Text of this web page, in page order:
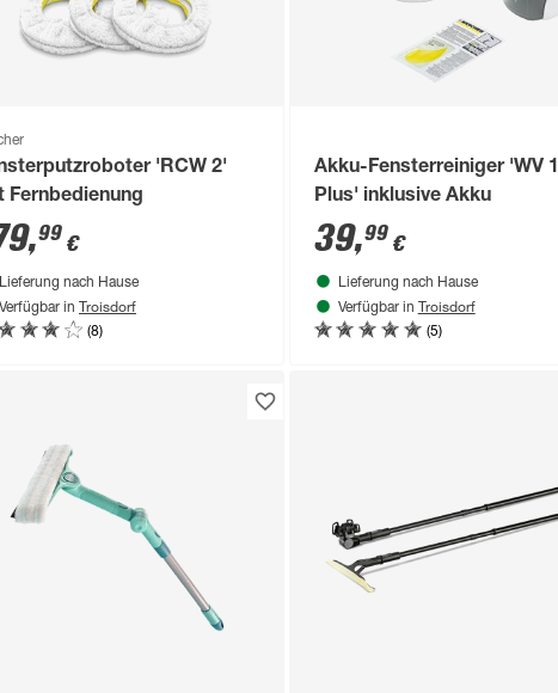
'RCW 2'
Fernbedienung
,99 €
Lieferung nach Hause
Verfügbar in Troisdorf
(8)
Akku-Fensterreiniger 'WV 1
Plus' inklusive Akku
39,99€
Lieferung nach Hause
Verfügbar in Troisdorf
(5)